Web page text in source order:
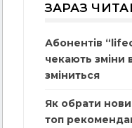
ЗАРАЗ
Абонентів
чекають зміни
зміниться
Як обрати
топ